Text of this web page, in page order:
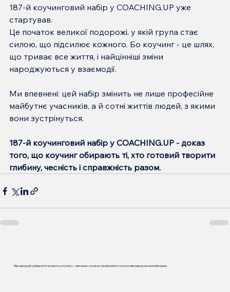
187-й коучинговий набір у COACHING.UP уже
стартував.
Це початок великої подорожі, у якій група стає
силою, що підсилює кожного. Бо коучинг - це шлях,
що триває все життя, і найцінніші зміни
народжуються у взаємодії.
Ми впевнені: цей набір змінить не лише професійне
майбутнє учасників, а й сотні життів людей, з якими
вони зустрінуться.
187-й коучинговий набір у COACHING.UP - доказ
того, що коучинг обирають ті, хто готовий творити
глибину, чесність і справжність разом.
Міжнародний університет розвитку коучингу - навчаємо з нуля до професійного коуча з міжнародною кваліфікацією.